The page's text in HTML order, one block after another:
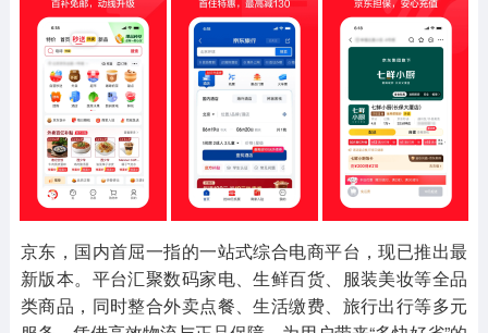
其他
1654款应用
游戏助手
515款应用
MOD游戏
1056款应用
京东，国内首屈一指的一站式综合电商平台，现已推出最
新版本。平台汇聚数码家电、生鲜百货、服装美妆等全品
类商品，同时整合外卖点餐、生活缴费、旅行出行等多元